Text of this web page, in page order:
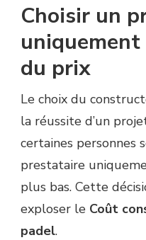
Choisir un
du prix
Le choix du
la réussite d’un
certaines personnes
prestataire
plus bas. Cette
exploser le Coût
padel.